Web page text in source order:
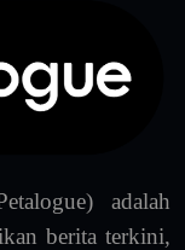
adalah
berita terkini,